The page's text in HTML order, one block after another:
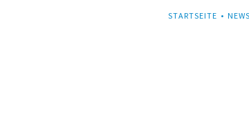
NAVIGATION
STARTSEITE NEWS